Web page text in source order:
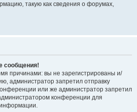
такую как сведения о форумах,
сообщения!
причинами: вы не зарегистрированы и/
администратор запретил отправку
или же администратор запретил
конференции для